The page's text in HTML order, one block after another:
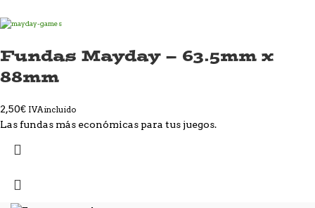
Fundas Mayday – 63.5mm x
88mm
2,50€ IVA incluido
Las fundas más económicas para tus juegos.